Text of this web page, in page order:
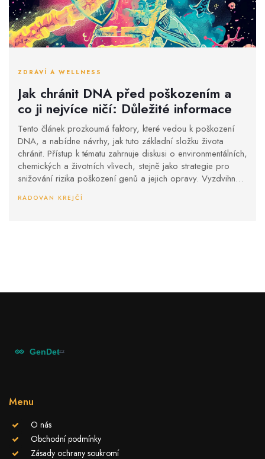
ZDRAVÍ A WELLNESS
Jak chránit DNA před poškozením a
co ji nejvíce ničí: Důležité informace
Tento článek prozkoumá faktory, které vedou k poškození
DNA, a nabídne návrhy, jak tuto základní složku života
chránit. Přístup k tématu zahrnuje diskusi o environmentálních,
chemických a životních vlivech, stejně jako strategie pro
snižování rizika poškození genů a jejich opravy. Vyzdvihne
význam prevence a zdravého životního stylu pro zachování
celistvosti našeho genetického materiálu.
RADOVAN KREJČÍ
Menu
O nás
Obchodní podmínky
Zásady ochrany soukromí